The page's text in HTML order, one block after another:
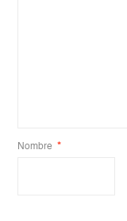
Nombre *